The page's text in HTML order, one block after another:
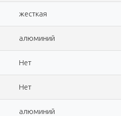
жесткая
алюминий
Нет
Нет
алюминий